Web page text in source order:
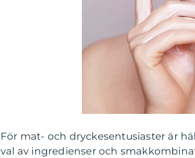
För mat- och dryckesentusiaster är
val av ingredienser och